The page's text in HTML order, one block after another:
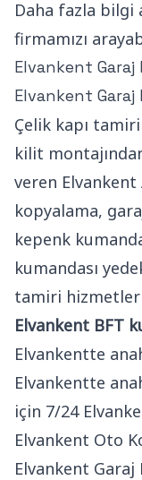
Daha fazla bilgi
firmamızı
Elvankent Garaj
Elvankent Garaj
Çelik kapı
kilit
veren Elvankent
kopyalama,
kepenk
kumandası
tamiri
Elvankent BFT
Elvankentte
Elvankentte
için 7/24
Elvankent Oto
Elvankent Garaj